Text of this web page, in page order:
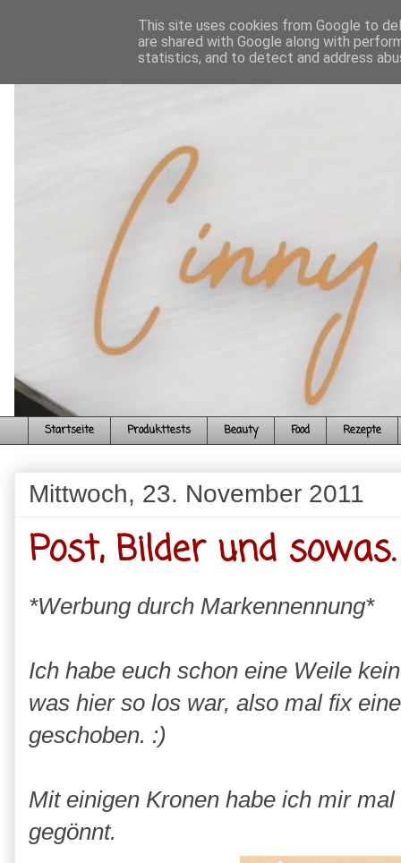
Startseite Produkttests Beauty Food Rezepte
Mittwoch, 23. November 2011
Post, Bilder und
*Werbung durch Markennennung*
Ich habe euch schon eine Weile
was hier so los war, also mal fix
geschoben. :)
Mit einigen Kronen habe ich mir
gegönnt.
This site uses cookies from Google to
are shared with Google along with
statistics, and to detect and address